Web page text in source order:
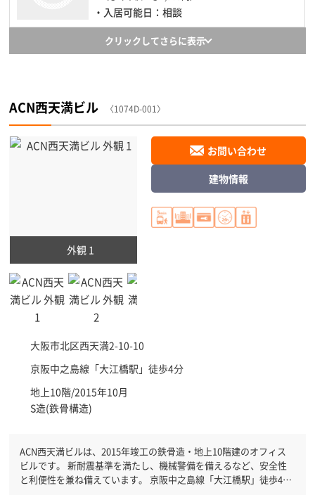
・入居可能日：相談
クリックしてさらに表示
ACN西天満ビル 〈1074D-001〉
外観 1
大阪市北区西天満2-10-10
京阪中之島線「大江橋駅 」徒歩4分
地上10階/2015年10月
S造(鉄骨構造)
お問い合わせ
建物情報
ACN西天満ビルは、2015年竣工の鉄骨造・地上10階建のオフィス
ビルです。 新耐震基準を満たし、機械警備を備えるなど、安全性
と利便性を兼ね備えています。 京阪中之島線「大江橋駅」徒歩4